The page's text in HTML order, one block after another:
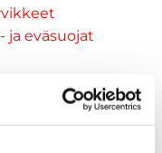
ja eväsuojat